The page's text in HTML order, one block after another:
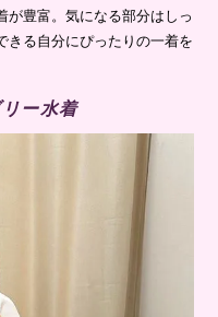
が豊富。気になる部分はしっ
きる自分にぴったりの一着を
ー水着